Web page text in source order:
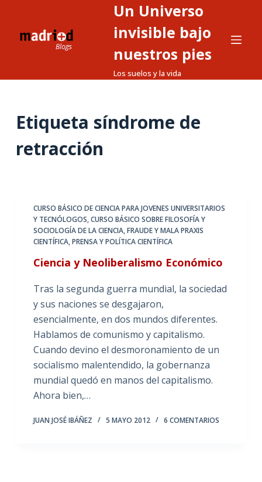
Un Universo
invisible bajo
nuestros pies
Los suelos y la vida
Etiqueta síndrome de
retracción
CURSO BÁSICO DE CIENCIA PARA JOVENES UNIVERSITARIOS
Y TECNÓLOGOS,CURSO BÁSICO SOBRE FILOSOFÍA Y
SOCIOLOGÍA DE LA CIENCIA,FRAUDE Y MALA PRAXIS
CIENTÍFICA,PRENSA Y POLÍTICA CIENTÍFICA
Ciencia y Neoliberalismo Económico
Tras la segunda guerra mundial, la sociedad
y sus naciones se desgajaron,
esencialmente, en dos mundos diferentes.
Hablamos de comunismo y capitalismo.
Cuando devino el desmoronamiento de un
socialismo malentendido, la gobernanza
mundial quedó en manos del capitalismo.
Ahora bien,…
JUAN JOSÉ IBÁÑEZ 5 MAYO 2012 6 COMENTARIOS